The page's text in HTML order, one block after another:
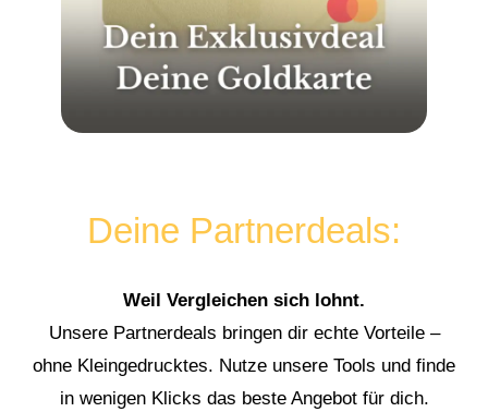
Deine Partnerdeals:
Weil Vergleichen sich lohnt.
Unsere Partnerdeals bringen dir echte Vorteile –
ohne Kleingedrucktes. Nutze unsere Tools und finde
in wenigen Klicks das beste Angebot für dich.